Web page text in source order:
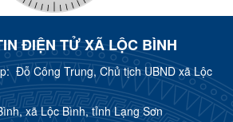
ĐIỆN TỬ XÃ LỘC BÌNH
Đỗ Công Trung, Chủ tịch UBND xã Lộc
xã Lộc Bình, tỉnh Lạng Sơn